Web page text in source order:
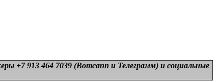
+7 913 464 7039 (Вотсапп и Телеграмм) и социальные